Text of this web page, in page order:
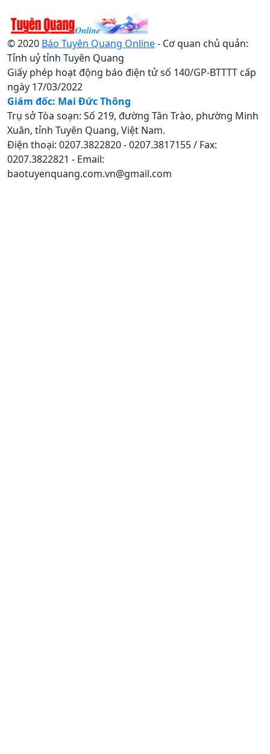
© 2020 Báo Tuyên Quang Online- Cơ quan chủ quản:
Tỉnh uỷ tỉnh Tuyên Quang
Giấy phép hoạt động báo điện tử số 140/GP-BTTTT cấp
ngày 17/03/2022
Giám đốc: Mai Đức Thông
Trụ sở Tòa soạn: Số 219, đường Tân Trào, phường Minh
Xuân, tỉnh Tuyên Quang, Việt Nam.
Điện thoại: 0207.3822820 - 0207.3817155 / Fax:
0207.3822821 - Email:
baotuyenquang.com.vn@gmail.com